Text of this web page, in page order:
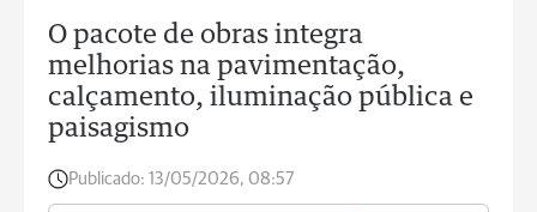
O pacote de obras integra
melhorias na pavimentação,
calçamento, iluminação pública e
paisagismo
Publicado: 13/05/2026, 08:57